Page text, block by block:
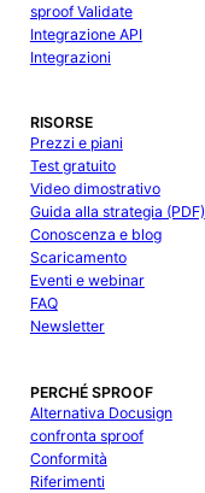
sproof Validate
Integrazione API
Integrazioni
RISORSE
Prezzi e piani
Test gratuito
Video dimostrativo
Guida alla strategia (PDF)
Conoscenza e blog
Scaricamento
Eventi e webinar
FAQ
Newsletter
PERCHÉ SPROOF
Alternativa Docusign
confronta sproof
Conformità
Riferimenti